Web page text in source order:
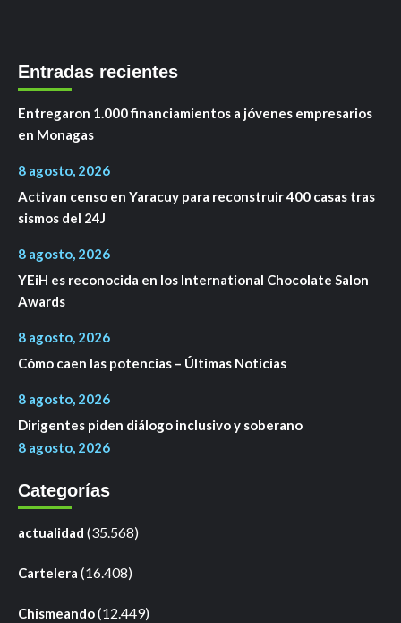
Entradas recientes
Entregaron 1.000 financiamientos a jóvenes empresarios
en Monagas
8 agosto, 2026
Activan censo en Yaracuy para reconstruir 400 casas tras
sismos del 24J
8 agosto, 2026
YEiH es reconocida en los International Chocolate Salon
Awards
8 agosto, 2026
Cómo caen las potencias – Últimas Noticias
8 agosto, 2026
Dirigentes piden diálogo inclusivo y soberano
8 agosto, 2026
Categorías
actualidad (35.568)
Cartelera (16.408)
Chismeando(12.449)